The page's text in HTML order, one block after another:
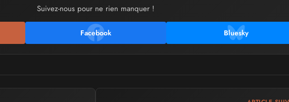
Suivez-nous pour ne rien manquer !
Facebook Bluesky